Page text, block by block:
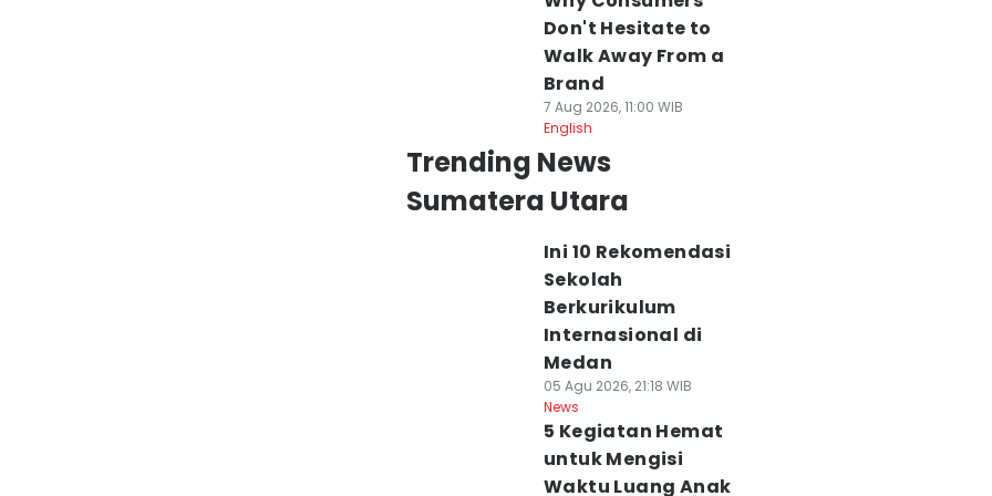
Don't Hesitate to
Walk Away From a
Brand
7 Aug 2026, 11:00 WIB
English
Trending News
Sumatera Utara
Ini 10 Rekomendasi
Sekolah
Berkurikulum
Internasional di
Medan
05 Agu 2026, 21:18 WIB
News
5 Kegiatan Hemat
untuk Mengisi
Waktu Luang Anak